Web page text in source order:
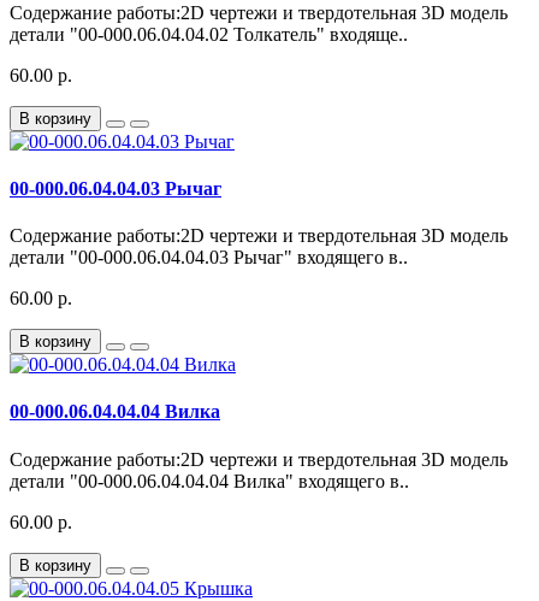
Содержание работы:2D чертежи и твердотельная 3D модель
детали "00-000.06.04.04.02 Толкатель" входяще..
60.00 р.
В корзину
00-000.06.04.04.03 Рычаг
Содержание работы:2D чертежи и твердотельная 3D модель
детали "00-000.06.04.04.03 Рычаг" входящего в..
60.00 р.
В корзину
00-000.06.04.04.04 Вилка
Содержание работы:2D чертежи и твердотельная 3D модель
детали "00-000.06.04.04.04 Вилка" входящего в..
60.00 р.
В корзину